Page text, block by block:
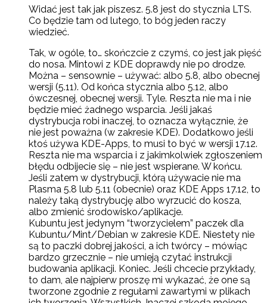
Widać jest tak jak piszesz. 5.8 jest do stycznia LTS.
Co będzie tam od lutego, to bóg jeden raczy
wiedzieć.
Tak, w ogóle, to… skończcie z czymś, co jest jak pięść
do nosa. Mintowi z KDE doprawdy nie po drodze.
Można – sensownie – używać: albo 5.8, albo obecnej
wersji (5.11). Od końca stycznia albo 5.12, albo
ówczesnej, obecnej wersji. Tyle. Reszta nie ma i nie
będzie mieć żadnego wsparcia. Jeśli jakaś
dystrybucja robi inaczej, to oznacza wyłącznie, że
nie jest poważna (w zakresie KDE). Dodatkowo jeśli
ktoś używa KDE-Apps, to musi to być w wersji 17.12.
Reszta nie ma wsparcia i z jakimkolwiek zgłoszeniem
błędu odbijecie się – nie jest wspierane. W końcu.
Jeśli zatem w dystrybucji, którą używacie nie ma
Plasma 5.8 lub 5.11 (obecnie) oraz KDE Apps 17.12, to
należy taką dystrybucję albo wyrzucić do kosza,
albo zmienić środowisko/aplikacje.
Kubuntu jest jedynym “tworzycielem” paczek dla
Kubuntu/Mint/Debian w zakresie KDE. Niestety nie
są to paczki dobrej jakości, a ich twórcy – mówiąc
bardzo grzecznie – nie umieją czytać instrukcji
budowania aplikacji. Koniec. Jeśli chcecie przykłady,
to dam, ale najpierw proszę mi wykazać, że one są
tworzone zgodnie z regułami zawartymi w plikach